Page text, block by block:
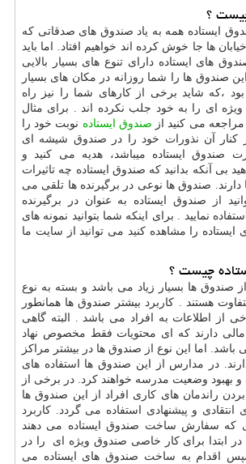
؟
ایستاده همه به یاد صندوق های صدقاتی که
ها جا خوش کرده اند خواهیم افتاد. اما باید
های ایستاده دارای تنوع های بسیار بالایی
صندوق ها را شما روزانه در مکان های بسیار
،که شاید برخی از کارهای شما را نیز راه
ویژه ای را به خود جلب نکرده اند . برای مثال
می کنید از صندوق ایستاده نوبت خود را
کنار آن نذورات خود را در صندوق شیشه ای
صندوق ایستاده میباشد، هدیه می کنید و
بی آنکه بدانید که صندوق ایستاده چه تاثیرات
صندوق ها نوعی در برگیرنده ها تلقی می
از صندوق ایستاده به عنوان در برگیرنده
نمایید . برای اینکه شما بتوانید نمونه های
را مشاهده کنید می توانید از سایت ما
چیست ؟
صندوق ها بسیار زیاد می باشد و بسته به نوع
هستند . کاربرد بیشتر صندوق ها همانطور
از اطلاعات به افراد می باشد . البته گاهی
دارند که ای محتویات فقط مخصوص نهاد
اما این نوع از صندوق ها در بیشتر مراکز
در مدارس از این صندوق ها استفاده های
و بهبود وضعیت مدرسه خواهند کرد. در برخی از
بردن راندمان های کاری افراد از این صندوق ها
و پیشنهادی استفاده می گردد. کاربرد
که سفارش ساخت صندوق ایستاده می دهند
در ابتدا برای کار خاصی صندوق ویژه ای را در
اقدام به ساخت صندوق های ایستاده می